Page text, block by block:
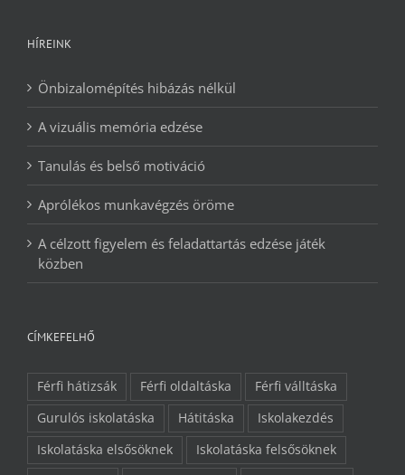
HÍREINK
Önbizalomépítés hibázás nélkül
A vizuális memória edzése
Tanulás és belső motiváció
Aprólékos munkavégzés öröme
A célzott figyelem és feladattartás edzése játék
közben
CÍMKEFELHŐ
Férfi hátizsák Férfi oldaltáska
Férfi válltáska
Gurulós iskolatáska
Hátitáska
Iskolakezdés
Iskolatáska elsősöknek
Iskolatáska felsősöknek